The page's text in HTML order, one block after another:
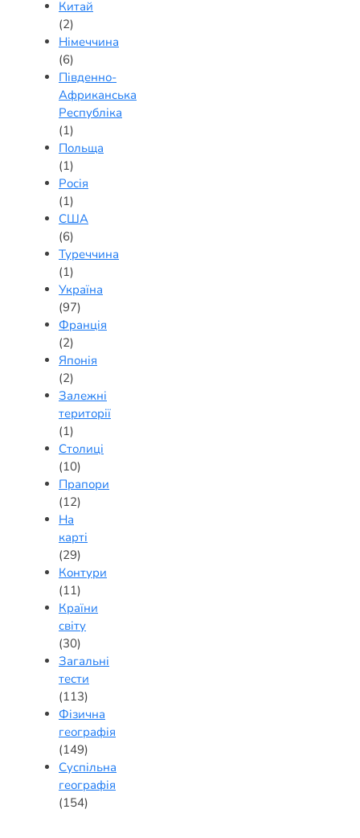
Китай
(2)
Німеччина
(6)
Південно-
Африканська
Республіка
(1)
Польща
(1)
Росія
(1)
США
(6)
Туреччина
(1)
Україна
(97)
Франція
(2)
Японія
(2)
Залежні
території
(1)
Столиці
(10)
Прапори
(12)
На
карті
(29)
Контури
(11)
Країни
світу
(30)
Загальні
тести
(113)
Фізична
географія
(149)
Суспільна
географія
(154)